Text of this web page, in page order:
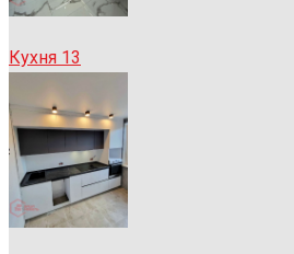
Кухня 13